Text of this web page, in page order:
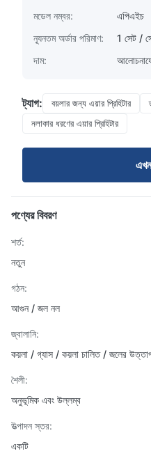
মডেল নম্বর:
এপিএইচ
ন্যূনতম অর্ডার পরিমাণ:
1 সেট /
দাম:
ট্যাগ: বয়লার জন্য এয়ার প্রিহিটার
নলাকার ধরণের এয়ার প্রিহিটার
পণ্যের বিবরণ
শর্ত:
নতুন
গঠন:
আগুন / জল নল
জ্বালানি:
কয়লা / গ্যাস / কয়লা চালিত / জলের
শৈলী:
অনুভূমিক এবং উল্লম্ব
উত্পাদন স্তর:
একটি